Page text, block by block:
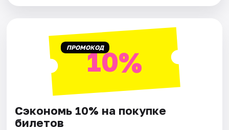
ПРОМОКОД10%
Сэкономь 10% на покупке
билетов